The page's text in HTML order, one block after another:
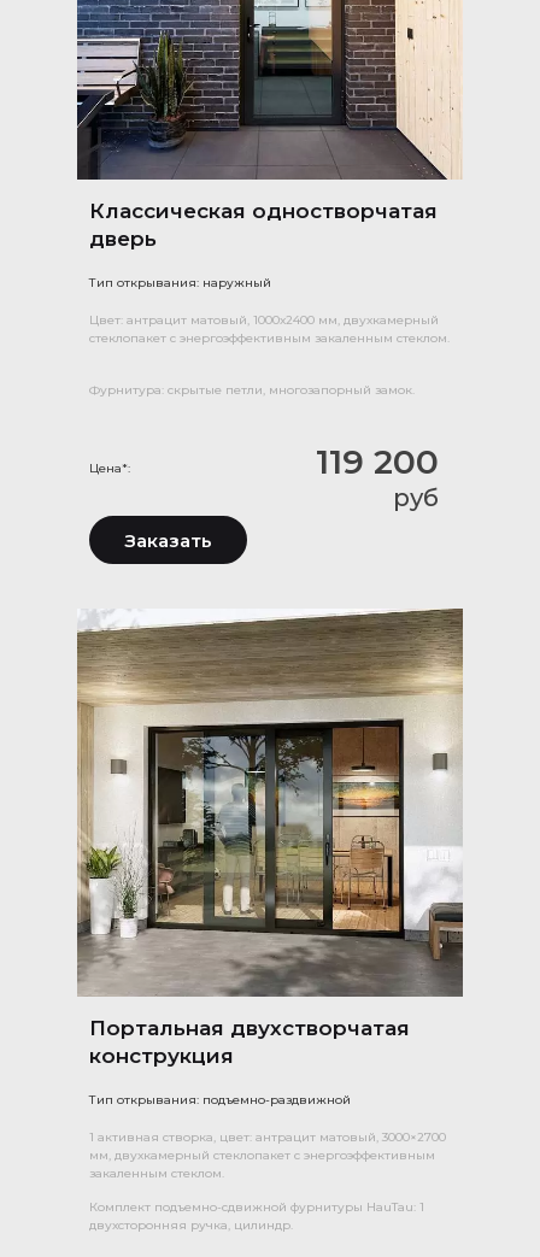
Классическая одностворчатая
дверь
Тип открывания: наружный
119 200
руб
Цена*:
Цвет: антрацит матовый, 1000х2400 мм, двухкамерный
стеклопакет с энергоэффективным закаленным стеклом.
Фурнитура: скрытые петли, многозапорный замок.
Заказать
Портальная двухстворчатая
конструкция
Тип открывания: подъемно-раздвижной
1 активная створка, цвет: антрацит матовый, 3000×2700
мм, двухкамерный стеклопакет с энергоэффективным
закаленным стеклом.
Комплект подъемно-сдвижной фурнитуры HauTau: 1
двухсторонняя ручка, цилиндр.